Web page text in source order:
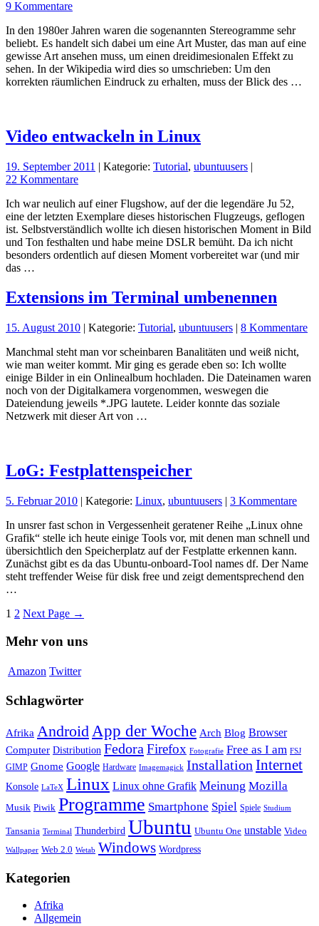
9 Kommentare
In den 1980er Jahren waren die sogenannten Stereogramme sehr
beliebt. Es handelt sich dabei um eine Art Muster, das man auf eine
gewisse Art ansehen muss, um einen dreidimesionalen Effekt zu
sehen. In der Wikipedia wird dies so umschrieben: Um den
korrekten räumlichen Eindruck zu erhalten, muss der Blick des …
Video entwackeln in Linux
19. September 2011 | Kategorie: Tutorial, ubuntuusers |
22 Kommentare
Ich war neulich auf einer Flugshow, auf der die legendäre Ju 52,
eine der letzten Exemplare dieses historischen Flugzeugs, geflogen
ist. Selbstverständlich wollte ich diesen historischen Moment in Bild
und Ton festhalten und habe meine DSLR bemüht. Da ich nicht
besonders ordentlich auf diesen Moment vorbereitet war (und mir
das …
Extensions im Terminal umbenennen
15. August 2010 | Kategorie: Tutorial, ubuntuusers | 8 Kommentare
Manchmal steht man vor scheinbaren Banalitäten und weiß nicht,
wie man weiter kommt. Mir ging es gerade eben so: Ich wollte
einige Bilder in ein Onlinealbum hochladen. Die Dateinamen waren
noch von der Digitalkamera vorgenommen, weswegen die
Dateiendung jeweils *.JPG lautete. Leider konnte das soziale
Netzwerk mit dieser Art von …
LoG: Festplattenspeicher
5. Februar 2010 | Kategorie: Linux, ubuntuusers | 3 Kommentare
In unsrer fast schon in Vergessenheit geratener Reihe „Linux ohne
Grafik“ stelle ich heute einige Tools vor, mit denen man schnell und
übersichtlich den Speicherplatz auf der Festplatte erkennen kann.
Zunächst gibt es da das Ubuntu-onboard-Tool names df. Der Name
steht treffender Weise für disk free und zeigt dementsprechend den
…
1 2 Next Page →
Mehr von uns
Amazon Twitter
Schlagwörter
Afrika AndroidApp der Woche Arch Blog Browser
Computer Distribution Fedora Firefox Fotografie Free as I am FSJ
GIMP Gnome Google Hardware Imagemagick Installation Internet
Konsole LaTeX Linux Linux ohne Grafik Meinung Mozilla
Musik Piwik Programme Smartphone Spiel Spiele Studium
Tansania Terminal Thunderbird Ubuntu Ubuntu One unstable Video
Wallpaper Web 2.0 Wetab Windows Wordpress
Kategorien
Afrika
Allgemein